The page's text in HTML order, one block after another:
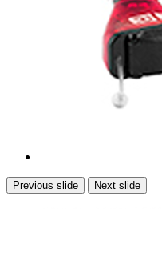
Previous slide Next slide